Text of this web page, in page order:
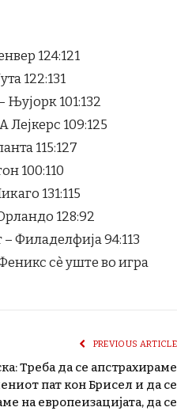
124:121
122:131
101:132
Лејкерс 109:125
115:127
100:110
131:115
128:92
– Филаделфија 94:113
сè уште во игра
PREVIOUS ARTICLE
Треба да се апстрахираме
пат кон Брисел и да се
на европеизацијата, да се